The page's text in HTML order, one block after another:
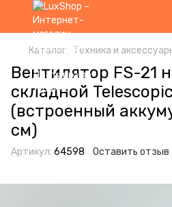
Каталог Техника и
Вентилятор FS-21
складной
(встроенный
см)
Артикул: 64598 Оставить отзыв